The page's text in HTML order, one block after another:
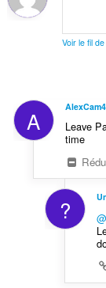
Voir le fil
A
Leave
time
?